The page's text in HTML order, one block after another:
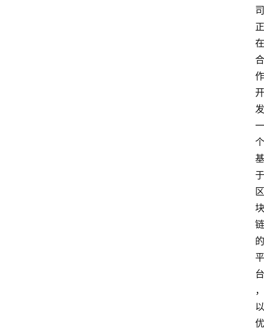
司
正
在
合
作
开
发
一
个
基
于
区
块
链
的
平
台
，
以
优